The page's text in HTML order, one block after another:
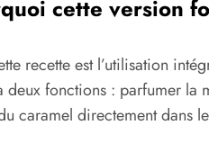
cette version
recette est l’utilisation
deux fonctions : parfumer
caramel directement dans